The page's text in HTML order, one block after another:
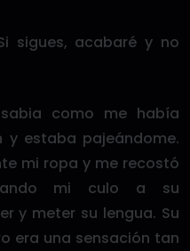
sigues, acabaré y no
como me había
y estaba pajeándome.
mi ropa y me recostó
mi culo a su
y meter su lengua. Su
era una sensación tan